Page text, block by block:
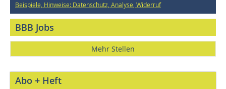
Beispiele, Hinweise: Datenschutz, Analyse, Widerruf
BBB Jobs
Mehr Stellen
Abo + Heft